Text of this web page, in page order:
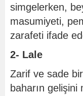
simgelerken,
masumiyeti,
zarafeti ifade
2- Lale
Zarif ve sade
baharın